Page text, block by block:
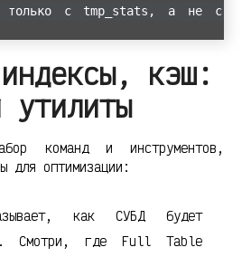
только с tmp_stats, а не с
кэш:
утилиты
команд и инструментов,
для оптимизации:
как СУБД будет
Смотри, где Full Table